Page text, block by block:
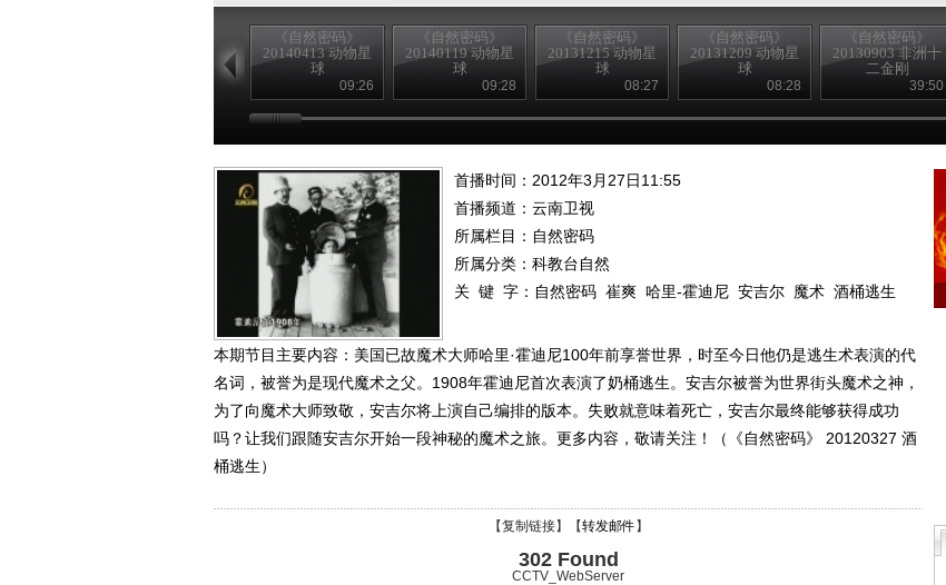
《自然密码》
20140413 动物星
球
09:26
《自然密码》
20140119 动物星
球
09:28
《自然密码》
20131215 动物星
球
08:27
《自然密码》
20131209 动物星
球
08:28
《自然密码》
20130903 非洲十
二金刚
39:50
首播时间：2012年3月27日11:55
首播频道： 云南卫视
所属栏目： 自然密码
所属分类：科教台自然
关 键 字： 自然密码 崔爽 哈里-霍迪尼 安吉尔 魔术 酒桶逃生
本期节目主要内容：美国已故魔术大师哈里·霍迪尼100年前享誉世界，时至今日他仍是逃生术表演的代
名词，被誉为是现代魔术之父。1908年霍迪尼首次表演了奶桶逃生。安吉尔被誉为世界街头魔术之神，
为了向魔术大师致敬，安吉尔将上演自己编排的版本。失败就意味着死亡，安吉尔最终能够获得成功
吗？让我们跟随安吉尔开始一段神秘的魔术之旅。更多内容，敬请关注！（《自然密码》 20120327 酒
桶逃生）
【复制链接】【转发邮件 】
302 Found
CCTV_WebServer